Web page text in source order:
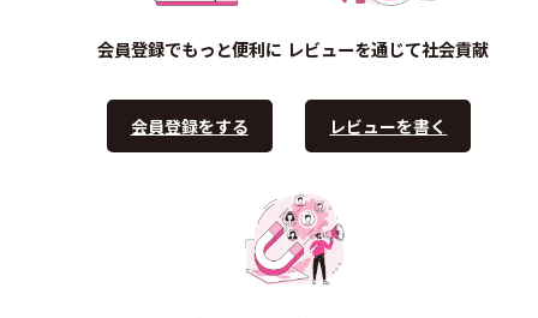
会員登録でもっと便利に
会員登録をする
レビューを通じて社会貢献
レビューを書く